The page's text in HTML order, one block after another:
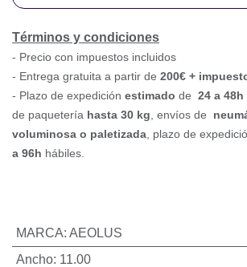
Términos y condiciones
- Precio con impuestos incluidos
- Entrega gratuita a partir de200€ +
- Plazo de expediciónestimado de24
envíos de paqueteríahasta 30 kg, envíos
deneumáticosymercancía
plazo de expedición
MARCA:AEOLUS
Ancho :11.00